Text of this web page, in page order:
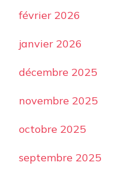
février 2026
janvier 2026
décembre 2025
novembre 2025
octobre 2025
septembre 2025